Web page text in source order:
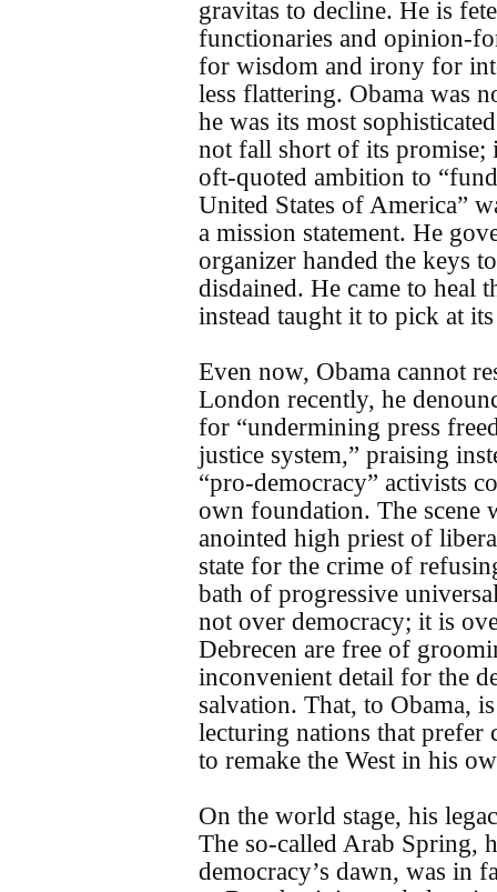
gravitas to decline. He is
functionaries and opinion-
for wisdom and irony for
less flattering. Obama was
he was its most
not fall short of its
oft-quoted ambition to
United States of America”
a mission statement. He
organizer handed the keys
disdained. He came to heal
instead taught it to pick at its
Even now, Obama cannot
London recently, he
for “undermining press
justice system,” praising
“pro-democracy” activists
own foundation. The scene
anointed high priest of
state for the crime of
bath of progressive
not over democracy; it is
Debrecen are free of
inconvenient detail for the
salvation. That, to Obama,
lecturing nations that
to remake the West in his
On the world stage, his
The so-called Arab Spring,
democracy’s dawn, was in